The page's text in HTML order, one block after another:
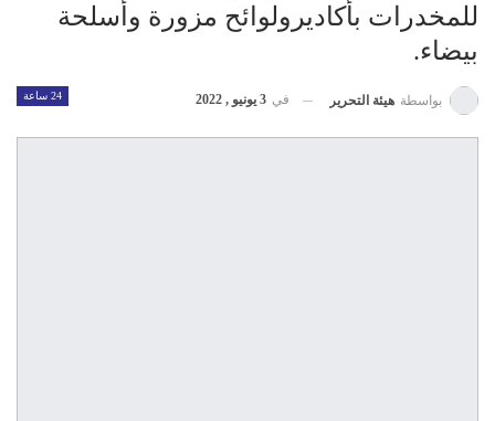
للمخدرات بأكاديرولوائح مزورة وأسلحة
بيضاء.
24 ساعة بواسطة هيئة التحرير في 3 يونيو , 2022